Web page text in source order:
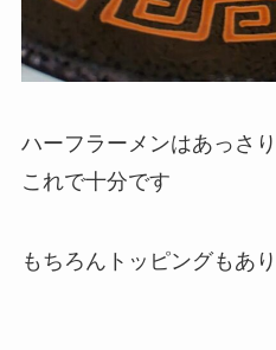
ハーフラーメンはあっさ
これで十分です
もちろんトッピングもあ